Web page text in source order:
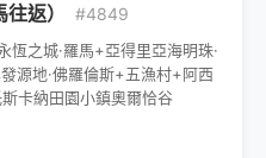
返） #4849
恆之城·羅馬+亞得里亞海明珠·
源地·佛羅倫斯+五漁村+阿西
卡納田園小鎮奧爾恰谷